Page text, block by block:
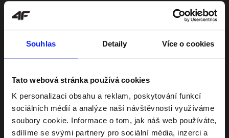
Souhlas Detaily Více o cookies
Tato webová stránka používá cookies
K personalizaci obsahu a reklam, poskytování funkcí
sociálních médií a analýze naší návštěvnosti využíváme
soubory cookie. Informace o tom, jak náš web používáte,
sdílíme se svými partnery pro sociální média, inzerci a